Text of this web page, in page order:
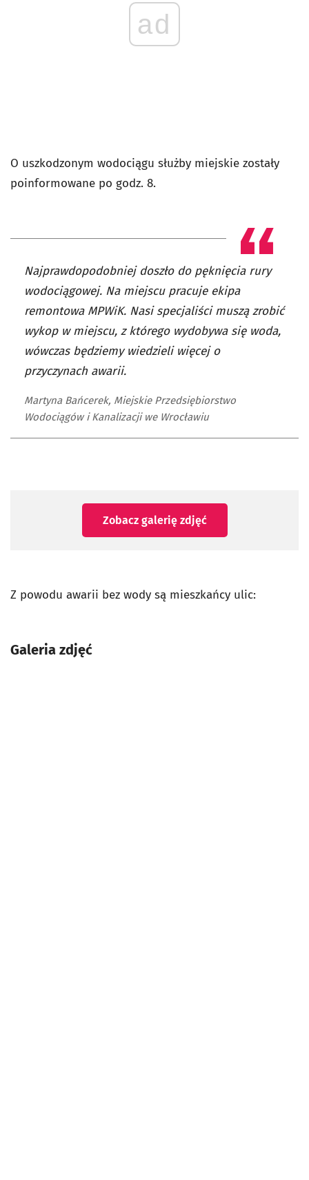
ad
O uszkodzonym wodociągu służby miejskie zostały
poinformowane po godz. 8.
Najprawdopodobniej doszło do pęknięcia rury
wodociągowej. Na miejscu pracuje ekipa
remontowa MPWiK. Nasi specjaliści muszą zrobić
wykop w miejscu, z którego wydobywa się woda,
wówczas będziemy wiedzieli więcej o
przyczynach awarii.
Martyna Bańcerek, Miejskie Przedsiębiorstwo
Wodociągów i Kanalizacji we Wrocławiu
Zobacz galerię zdjęć
Z powodu awarii bez wody są mieszkańcy ulic:
Galeria zdjęć